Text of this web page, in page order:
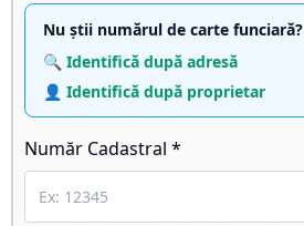
Nu știi numărul de carte funciară?
🔍 Identifică după adresă
👤 Identifică după proprietar
Număr Cadastral *